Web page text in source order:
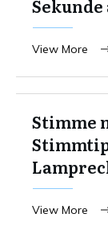
Sekunde
View More
Stimme
View More